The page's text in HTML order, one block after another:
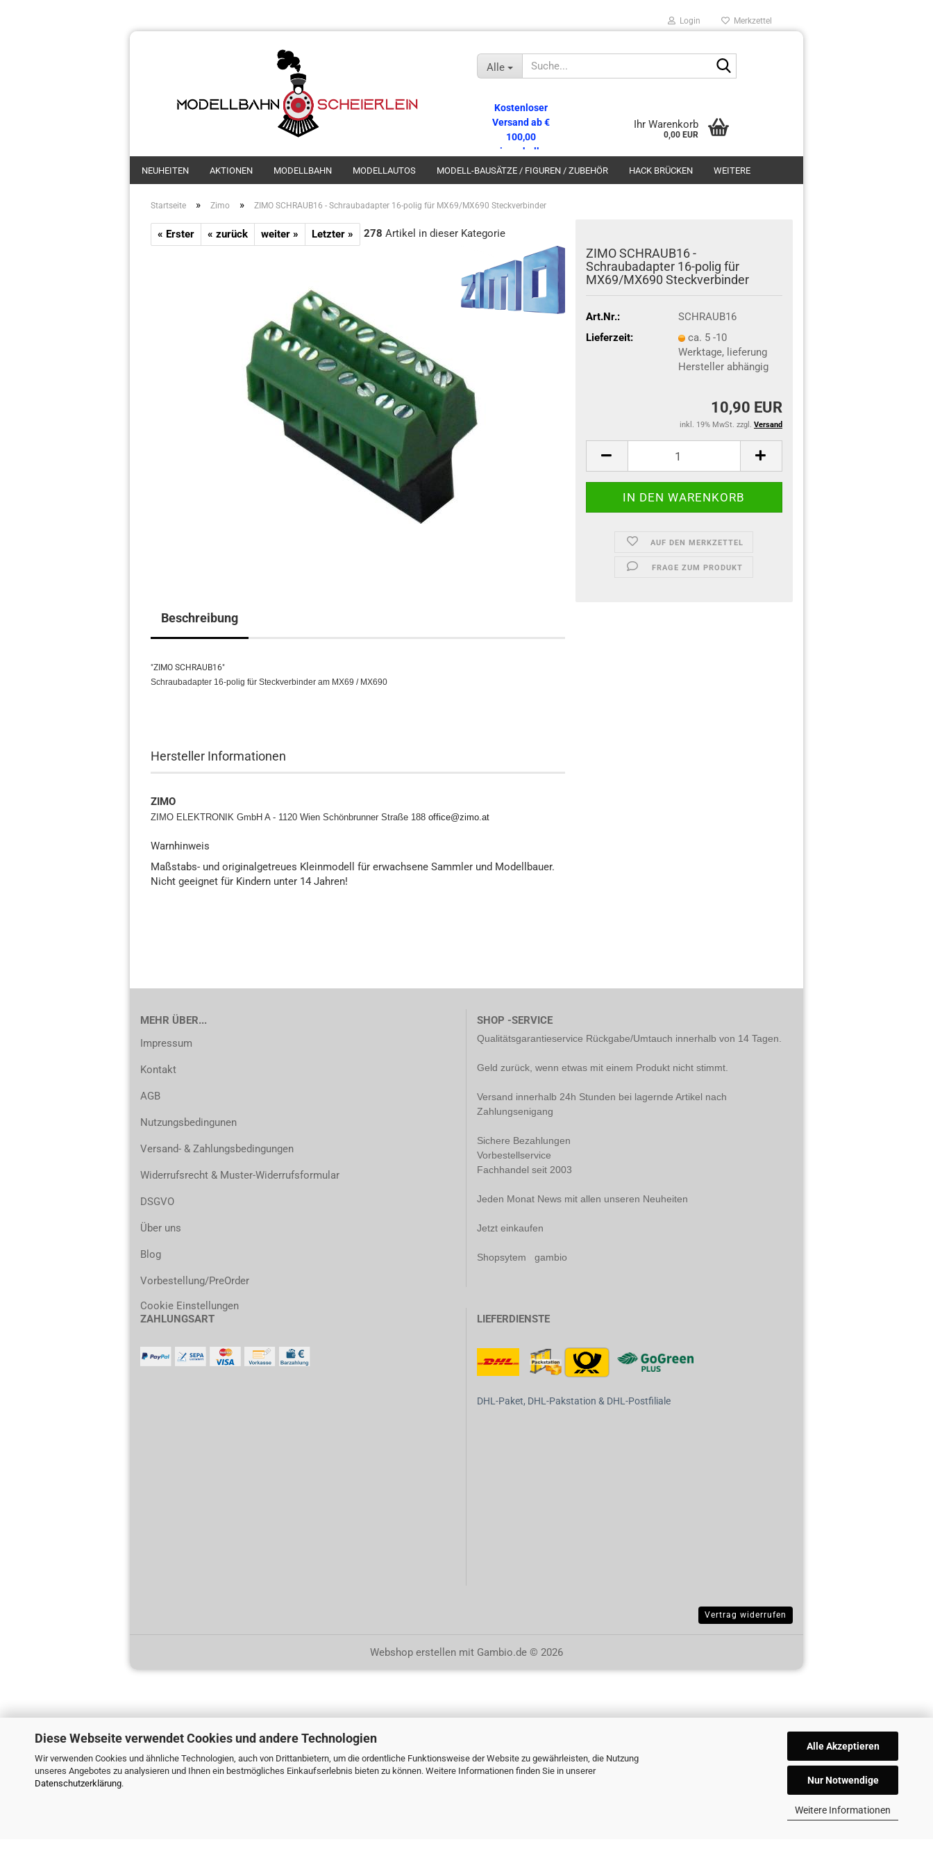
Diese Webseite verwendet Cookies und andere Technologien
Wir verwenden Cookies und ähnliche Technologien, auch von Drittanbietern, um die ordentliche Funktionsweise der Website zu gewährleisten, die Nutzung
unseres Angebotes zu analysieren und Ihnen ein bestmögliches Einkaufserlebnis bieten zu können. Weitere Informationen finden Sie in unserer
Datenschutzerklärung.
Alle Akzeptieren
Nur Notwendige
Weitere Informationen
Login Merkzettel
Alle
Kostenloser
Versand ab €
100,00
innerhalb
Deutschlands!
Ihr Warenkorb
0,00 EUR
NEUHEITEN AKTIONEN MODELLBAHN MODELLAUTOS MODELL-BAUSÄTZE / FIGUREN / ZUBEHÖR HACK BRÜCKEN WEITERE
Startseite » Zimo » ZIMO SCHRAUB16 - Schraubadapter 16-polig für MX69/MX690 Steckverbinder
« Erster « zurück weiter » Letzter » 278 Artikel in dieser Kategorie
ZIMO SCHRAUB16 -
Schraubadapter 16-polig für
MX69/MX690 Steckverbinder
Art.Nr.:
SCHRAUB16
Lieferzeit:
ca. 5 -10
Werktage, lieferung
Hersteller abhängig
10,90 EUR
inkl. 19% MwSt. zzgl. Versand
AUF DEN MERKZETTEL
FRAGE ZUM PRODUKT
Beschreibung
"ZIMO SCHRAUB16"
Schraubadapter 16-polig für Steckverbinder am MX69 / MX690
Hersteller Informationen
ZIMO
ZIMO ELEKTRONIK GmbH A - 1120 Wien Schönbrunner Straße 188 office@zimo.at
Warnhinweis
Maßstabs- und originalgetreues Kleinmodell für erwachsene Sammler und Modellbauer.
Nicht geeignet für Kindern unter 14 Jahren!
MEHR ÜBER...
Impressum
Kontakt
AGB
Nutzungsbedingunen
Versand- & Zahlungsbedingungen
Widerrufsrecht & Muster-Widerrufsformular
DSGVO
Über uns
Blog
Vorbestellung/PreOrder
Cookie Einstellungen
SHOP -SERVICE
Qualitätsgarantieservice Rückgabe/Umtauch innerhalb von 14 Tagen.
Geld zurück, wenn etwas mit einem Produkt nicht stimmt.
Versand innerhalb 24h Stunden bei lagernde Artikel nach
Zahlungsenigang
Sichere Bezahlungen
Vorbestellservice
Fachhandel seit 2003
Jeden Monat News mit allen unseren Neuheiten
Jetzt einkaufen
Shopsytem gambio
ZAHLUNGSART LIEFERDIENSTE
DHL-Paket, DHL-Pakstation & DHL-Postfiliale
Vertrag widerrufen
Webshop erstellen mit Gambio.de © 2026